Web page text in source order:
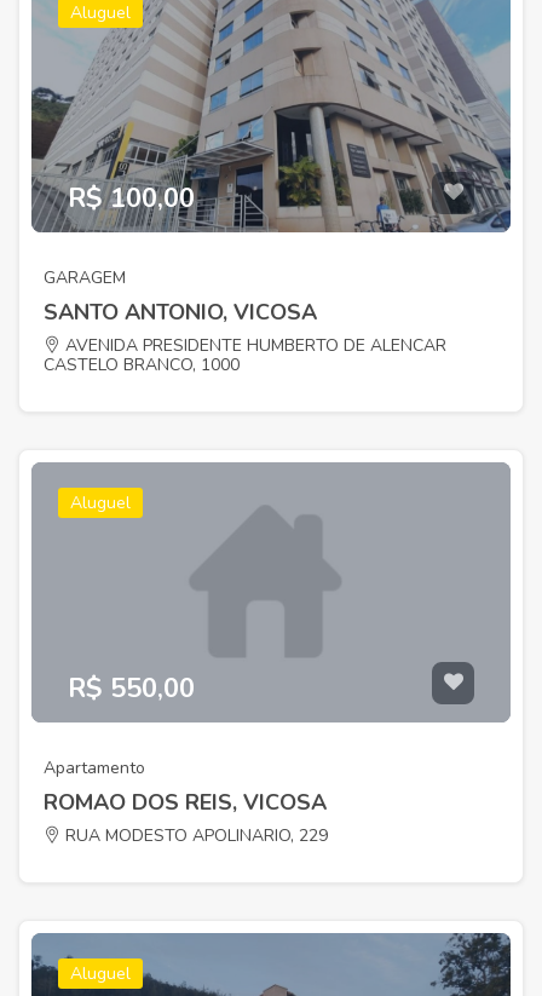
Aluguel
R$ 100,00
GARAGEM
SANTO ANTONIO, VICOSA
AVENIDA PRESIDENTE HUMBERTO DE ALENCAR
CASTELO BRANCO, 1000
Aluguel
R$ 550,00
Apartamento
ROMAO DOS REIS, VICOSA
RUA MODESTO APOLINARIO, 229
Aluguel